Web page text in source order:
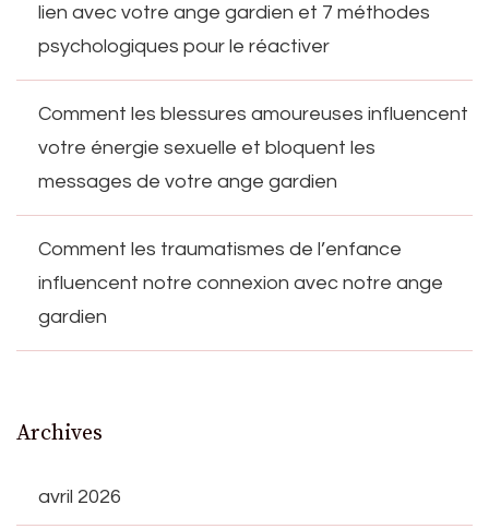
lien avec votre ange gardien et 7 méthodes
psychologiques pour le réactiver
Comment les blessures amoureuses influencent
votre énergie sexuelle et bloquent les
messages de votre ange gardien
Comment les traumatismes de l’enfance
influencent notre connexion avec notre ange
gardien
Archives
avril 2026